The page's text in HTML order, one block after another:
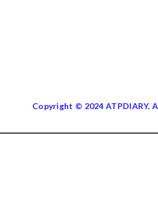
Copyright © 2024 ATPDIARY.